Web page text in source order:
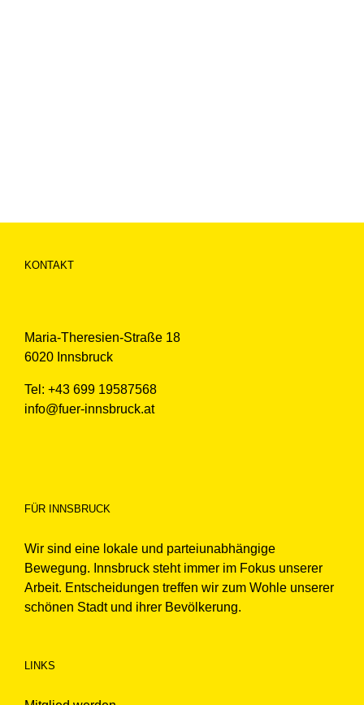
KONTAKT
Maria-Theresien-Straße 18
6020 Innsbruck
Tel: +43 699 19587568
info@fuer-innsbruck.at
FÜR INNSBRUCK
Wir sind eine lokale und parteiunabhängige
Bewegung. Innsbruck steht immer im Fokus unserer
Arbeit. Entscheidungen treffen wir zum Wohle unserer
schönen Stadt und ihrer Bevölkerung.
LINKS